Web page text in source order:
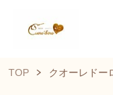
TOP クオーレド